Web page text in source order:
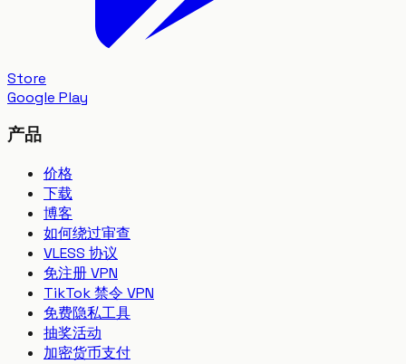
Store
Google Play
产品
价格
下载
博客
如何绕过审查
VLESS 协议
免注册 VPN
TikTok 禁令 VPN
免费隐私工具
抽奖活动
加密货币支付